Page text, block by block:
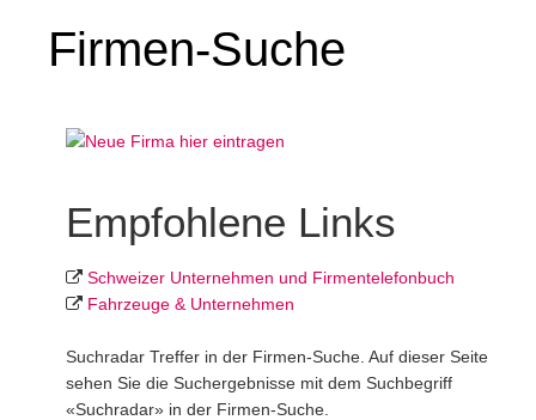
Firmen-Suche
Empfohlene Links
Schweizer Unternehmen und Firmentelefonbuch
Fahrzeuge & Unternehmen
Suchradar Treffer in der Firmen-Suche. Auf dieser Seite
sehen Sie die Suchergebnisse mit dem Suchbegriff
«Suchradar» in der Firmen-Suche.